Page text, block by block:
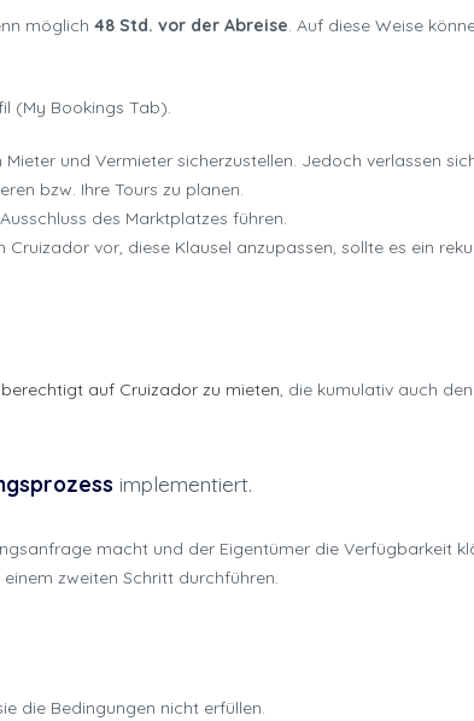
möglich 48 Std. vor der Abreise. Auf diese Weise
(My Bookings Tab).
und Vermieter sicherzustellen. Jedoch verlassen
bzw. Ihre Tours zu planen.
des Marktplatzes führen.
Cruizador vor, diese Klausel anzupassen, sollte es ein
berechtigt auf Cruizador zu mieten, die kumulativ auch den
implementiert.
macht und der Eigentümer die Verfügbarkeit
zweiten Schritt durchführen.
die Bedingungen nicht erfüllen.